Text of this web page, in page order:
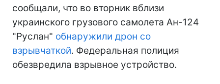
сообщали, что во вторник вблизи
украинского грузового самолета Ан-124
"Руслан" обнаружили дрон со
взрывчаткой. Федеральная полиция
обезвредила взрывное устройство.